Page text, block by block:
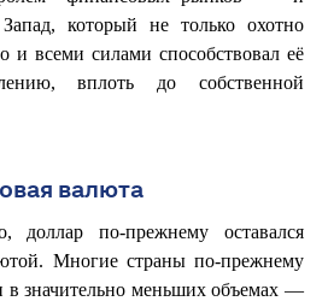
который не только охотно
и всеми силами способствовал её
вплоть до собственной
валюта
по-прежнему оставался
Многие страны по-прежнему
значительно меньших объемах —